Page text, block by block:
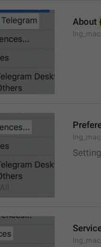
About